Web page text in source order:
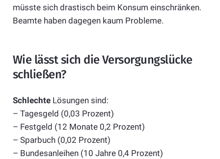
müsste sich drastisch beim Konsum einschränken.
Beamte haben dagegen kaum Probleme.
Wie lässt sich die Versorgungslücke
schließen?
SchlechteLösungen sind:
– Tagesgeld (0,03 Prozent)
– Festgeld (12 Monate 0,2 Prozent)
– Sparbuch (0,02 Prozent)
– Bundesanleihen (10 Jahre 0,4 Prozent)